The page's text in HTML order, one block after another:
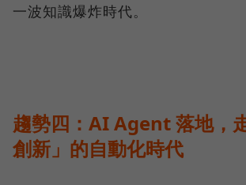
一波知識爆炸時代。
趨勢四：AI Agent 落地，
創新」的自動化時代